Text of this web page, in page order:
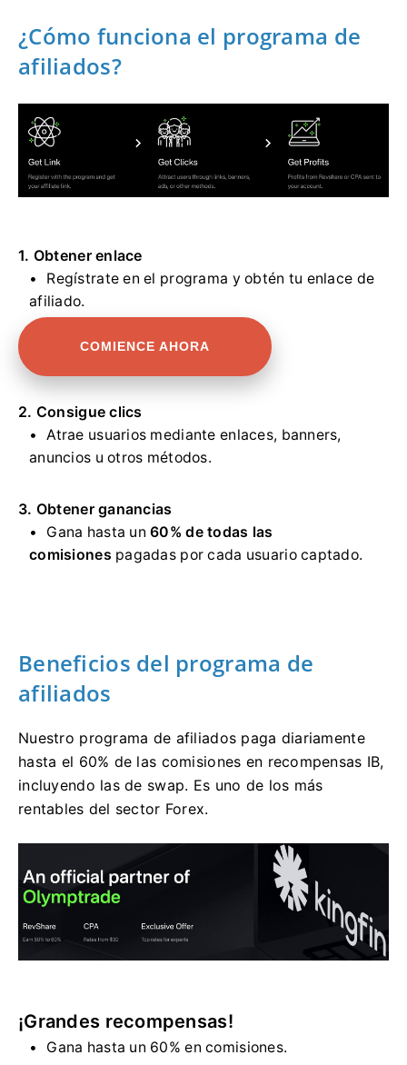
¿Cómo funciona el programa de
afiliados?
1. Obtener enlace
Regístrate en el programa y obtén tu enlace de
afiliado.
COMIENCE AHORA
2. Consigue clics
Atrae usuarios mediante enlaces, banners,
anuncios u otros métodos.
3. Obtener ganancias
Gana hasta un60% de todas las
comisiones pagadas por cada usuario captado.
Beneficios del programa de
afiliados
Nuestro programa de afiliados paga diariamente
hasta el 60% de las comisiones en recompensas IB,
incluyendo las de swap. Es uno de los más
rentables del sector Forex.
¡Grandes recompensas!
Gana hasta un 60% en comisiones.